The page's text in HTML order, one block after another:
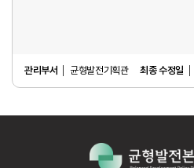
관리부서 균형발전기획관 최종 수정일